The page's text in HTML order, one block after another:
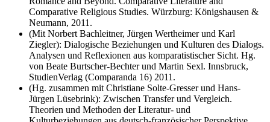
Comparative Religious Studies. Würzburg: Königshausen &
Neumann, 2011.
(Mit Norbert Bachleitner, Jürgen Wertheimer und Karl
Ziegler): Dialogische Beziehungen und Kulturen des Dialogs.
Analysen und Reflexionen aus komparatistischer Sicht. Hg.
von Beate Burtscher-Bechter und Martin Sexl. Innsbruck,
StudienVerlag (Comparanda 16) 2011.
(Hg. zusammen mit Christiane Solte-Gresser und Hans-
Jürgen Lüsebrink): Zwischen Transfer und Vergleich.
Theorien und Methoden der Literatur- und